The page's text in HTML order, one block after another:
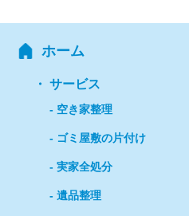
ホーム
サービス
空き家整理
ゴミ屋敷の片付け
実家全処分
遺品整理